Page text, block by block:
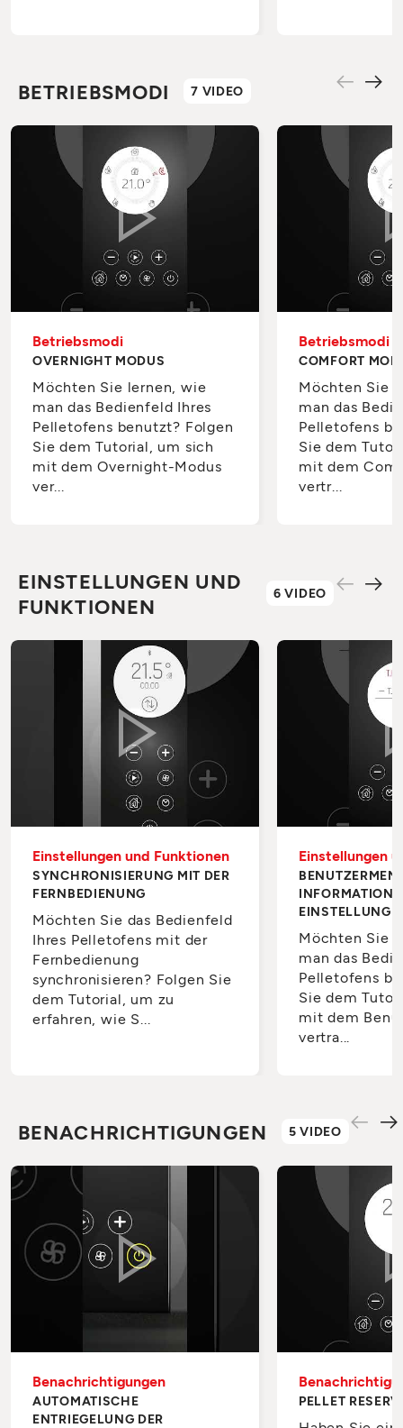
BETRIEBSMODI 7 VIDEO
Betriebsmodi
OVERNIGHT MODUS
Möchten Sie lernen, wie
man das Bedienfeld Ihres
Pelletofens benutzt? Folgen
Sie dem Tutorial, um sich
mit dem Overnight-Modus
ver...
Betriebsmodi
COMFORT
Möchten Sie
man das
Pelletofens
Sie dem
mit dem
vertr...
EINSTELLUNGEN UND
FUNKTIONEN
6 VIDEO
Einstellungen und Funktionen
SYNCHRONISIERUNG MIT DER
FERNBEDIENUNG
Möchten Sie das Bedienfeld
Ihres Pelletofens mit der
Fernbedienung
synchronisieren? Folgen Sie
dem Tutorial, um zu
erfahren, wie S...
Einstellungen
Möchten Sie
man das
Pelletofens
Sie dem
mit dem
vertra...
BENACHRICHTIGUNGEN 5 VIDEO
Benachrichtigungen
AUTOMATISCHE
ENTRIEGELUNG DER
PELLET